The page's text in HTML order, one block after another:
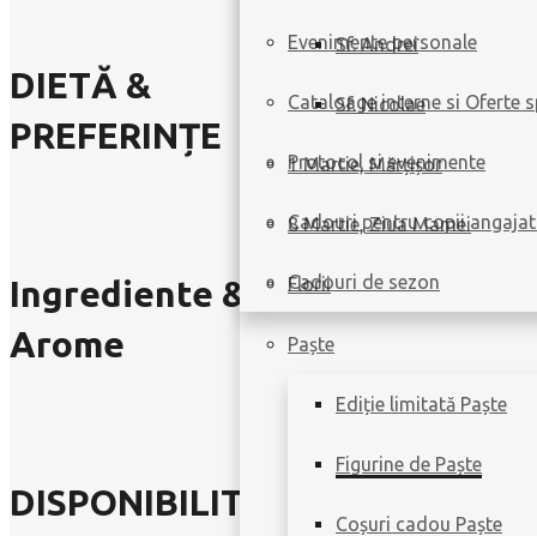
Sf. Andrei
Sf. Nicolae
1 Martie, Mărțișor
8 Martie, Ziua Mamei
Florii
Paște
Ediție limitată Paște
Figurine de Paște
Coșuri cadou Paște
Evenimente personale
Cataloage interne si Oferte
Protocol si evenimente
Cadouri pentru copii
Cadouri de sezon
DIETĂ &
PREFERINȚE
Ingrediente &
Arome
DISPONIBILITATE